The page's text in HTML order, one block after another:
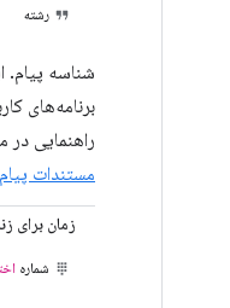
رشته
شناسه پیام.
برنامه‌های
راهنمایی
مستندات
زمان برای
شماره